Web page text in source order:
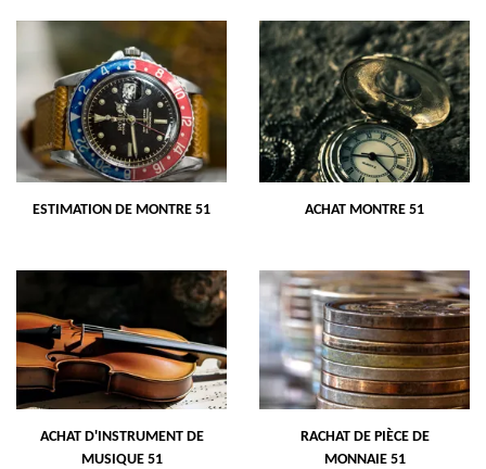
ESTIMATION DE MONTRE 51 ACHAT MONTRE 51
ACHAT D'INSTRUMENT DE
MUSIQUE 51
RACHAT DE PIÈCE DE
MONNAIE 51